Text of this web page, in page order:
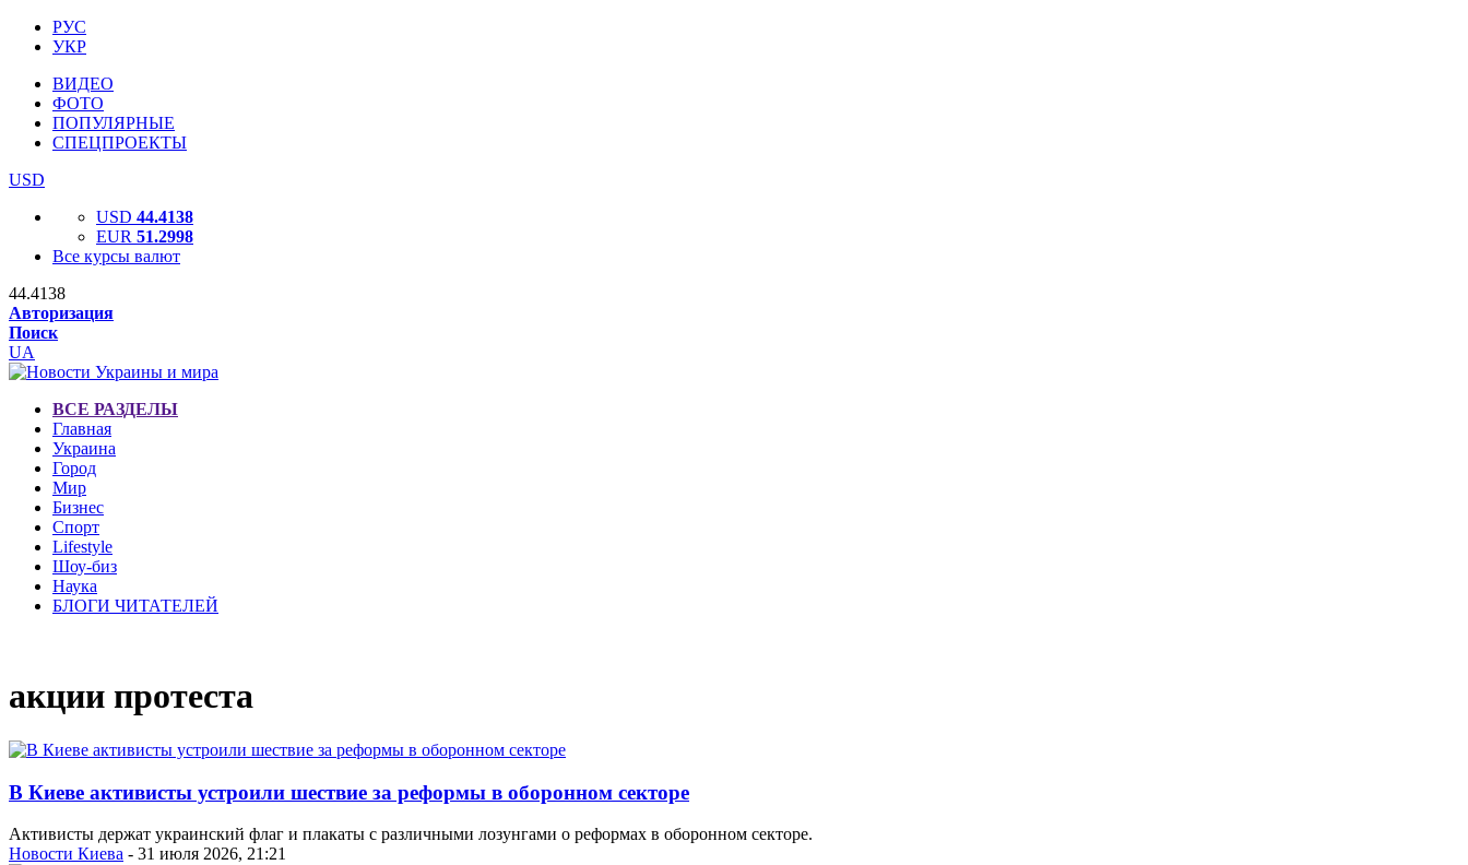
РУС
УКР
ВИДЕО
ФОТО
ПОПУЛЯРНЫЕ
СПЕЦПРОЕКТЫ
USD
USD 44.4138
EUR 51.2998
Все курсы валют
44.4138
Авторизация
Поиск
UA
ВСЕ РАЗДЕЛЫ
Главная
Украина
Город
Мир
Бизнес
Спорт
Lifestyle
Шоу-биз
Наука
БЛОГИ ЧИТАТЕЛЕЙ
акции протеста
В Киеве активисты устроили шествие за реформы в оборонном секторе
Активисты держат украинский флаг и плакаты с различными лозунгами о реформах в оборонном секторе.
Новости Киева - 31 июля 2026, 21:21